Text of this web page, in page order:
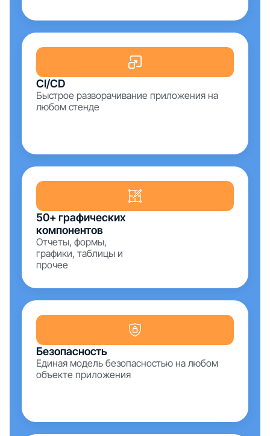
CI/CD
Быстрое разворачивание приложения на
любом стенде
50+ графических
компонентов
Отчеты, формы,
графики, таблицы и
прочее
Безопасность
Единая модель безопасностью на любом
объекте приложения